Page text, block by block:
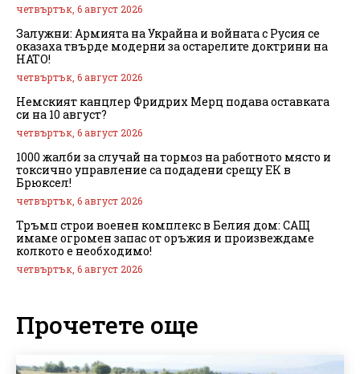
четвъртък, 6 август 2026
Залужни: Армията на Украйна и войната с Русия се
оказаха твърде модерни за остарелите доктрини на
НАТО!
четвъртък, 6 август 2026
Немският канцлер Фридрих Мерц подава оставката
си на 10 август?
четвъртък, 6 август 2026
1000 жалби за случай на тормоз на работното място и
токсично управление са подадени срещу ЕК в
Брюксел!
четвъртък, 6 август 2026
Тръмп строи военен комплекс в Белия дом: САЩ
имаме огромен запас от оръжия и произвеждаме
колкото е необходимо!
четвъртък, 6 август 2026
Прочетете още